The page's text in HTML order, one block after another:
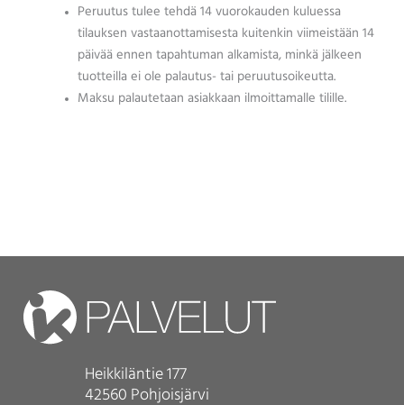
Peruutus tulee tehdä 14 vuorokauden kuluessa
tilauksen vastaanottamisesta kuitenkin viimeistään 14
päivää ennen tapahtuman alkamista, minkä jälkeen
tuotteilla ei ole palautus- tai peruutusoikeutta.
Maksu palautetaan asiakkaan ilmoittamalle tilille.
Heikkiläntie 177
42560 Pohjoisjärvi